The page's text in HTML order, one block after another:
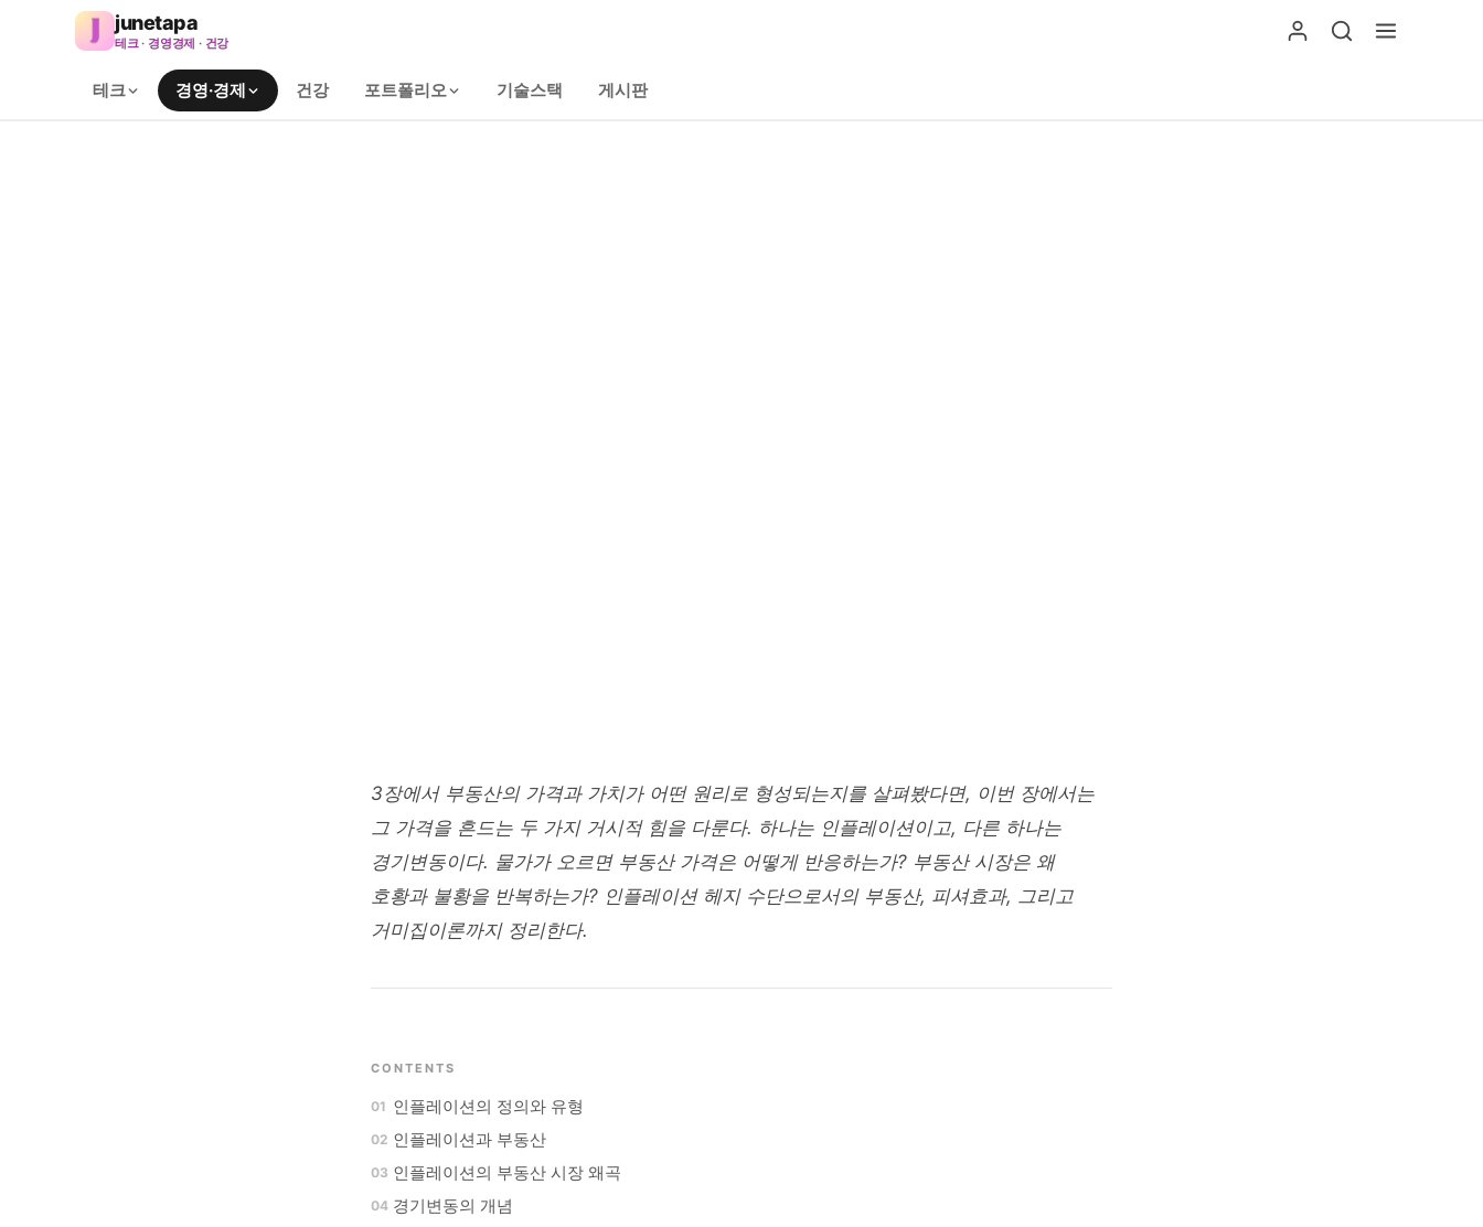
junetapa
테크 · 경영경제 · 건강
테크 경영·경제 건강 포트폴리오 기술스택 게시판
3장에서 부동산의 가격과 가치가 어떤 원리로 형성되는지를 살펴봤다면, 이번 장에서는
그 가격을 흔드는 두 가지 거시적 힘을 다룬다. 하나는 인플레이션이고, 다른 하나는
경기변동이다. 물가가 오르면 부동산 가격은 어떻게 반응하는가? 부동산 시장은 왜
호황과 불황을 반복하는가? 인플레이션 헤지 수단으로서의 부동산, 피셔효과, 그리고
거미집이론까지 정리한다.
CONTENTS
인플레이션의 정의와 유형
인플레이션과 부동산
인플레이션의 부동산 시장 왜곡
경기변동의 개념